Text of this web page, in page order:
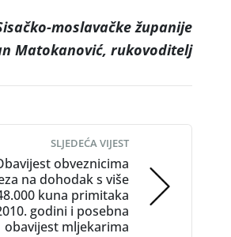
moslavačke županije
Matokanović, rukovoditelj
SLJEDEĆA VIJEST
obveznicima
na dohodak s više
kuna primitaka
godini i posebna
obavijest mljekarima